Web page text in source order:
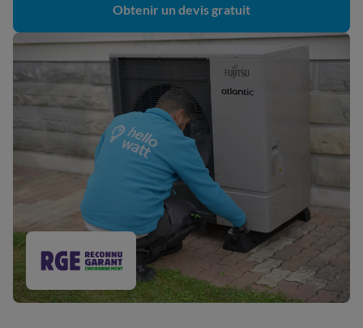
Obtenir un devis gratuit